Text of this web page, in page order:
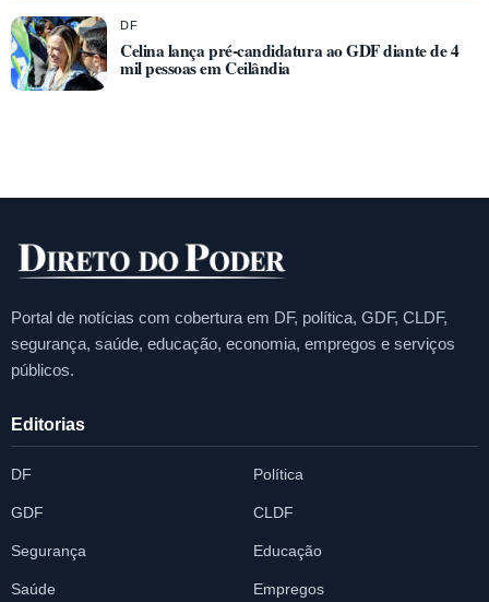
DF
Celina lança pré-candidatura ao GDF diante de 4
mil pessoas em Ceilândia
Portal de notícias com cobertura em DF, política, GDF, CLDF,
segurança, saúde, educação, economia, empregos e serviços
públicos.
Editorias
DF Política
GDF CLDF
Segurança Educação
Saúde Empregos